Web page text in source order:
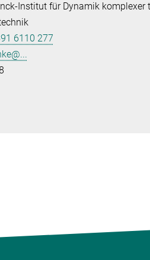
Institut für Dynamik komplexer
6110 277